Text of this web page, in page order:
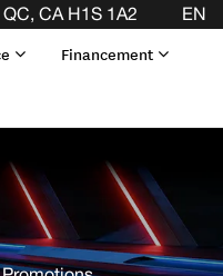
ICICA H1S 1A2 EN
Financement